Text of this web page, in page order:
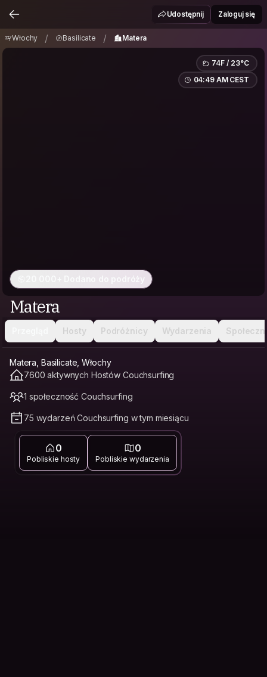
MateraUdostępnij Zaloguj się
Włochy / Basilicate / Matera
74F / 23°C
04:49 AM CEST
20 000+ Dodano do podróży
Matera
Hosty Podróżnicy Wydarzenia
Matera, Basilicate, Włochy
7600 aktywnych Hostów Couchsurfing
1 społeczność Couchsurfing
75 wydarzeń Couchsurfing w tym miesiącu
0
Pobliskie hosty
0
Pobliskie wydarzenia